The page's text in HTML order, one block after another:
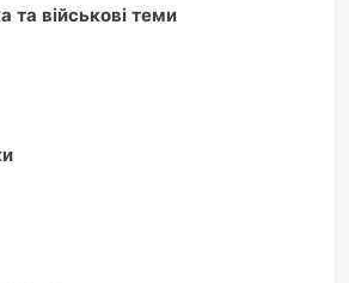
та військові теми